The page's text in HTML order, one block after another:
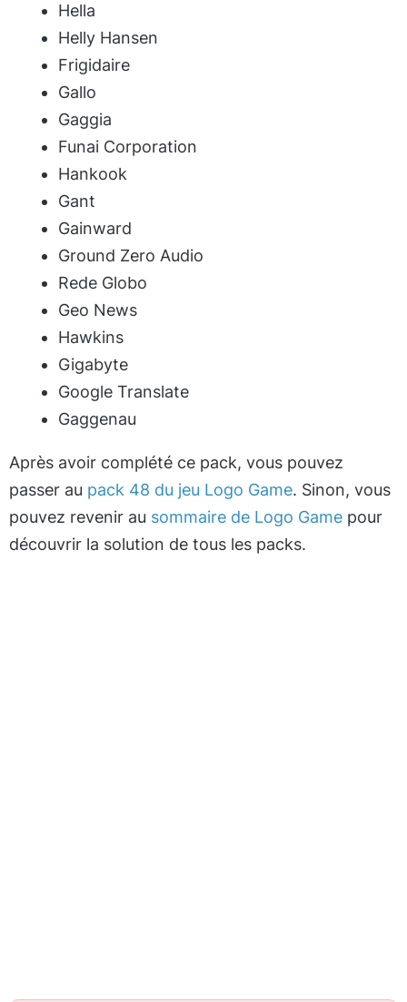
Hella
Helly Hansen
Frigidaire
Gallo
Gaggia
Funai Corporation
Hankook
Gant
Gainward
Ground Zero Audio
Rede Globo
Geo News
Hawkins
Gigabyte
Google Translate
Gaggenau
Après avoir complété ce pack, vous pouvez
passer au pack 48 du jeu Logo Game. Sinon, vous
pouvez revenir au sommaire de Logo Game pour
découvrir la solution de tous les packs.